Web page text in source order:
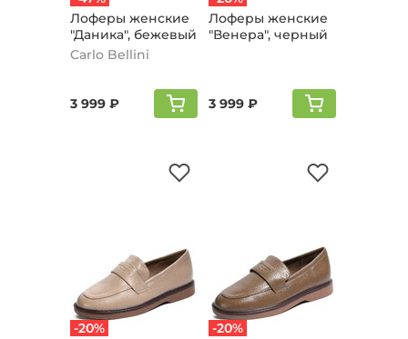
Лоферы женские
"Даника", бежевый
Carlo Bellini
3 999 ₽
Лоферы женские
"Венера", черный
3 999 ₽
-20%
-20%